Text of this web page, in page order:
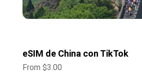
eSIM de China con TikTok
From $3.00